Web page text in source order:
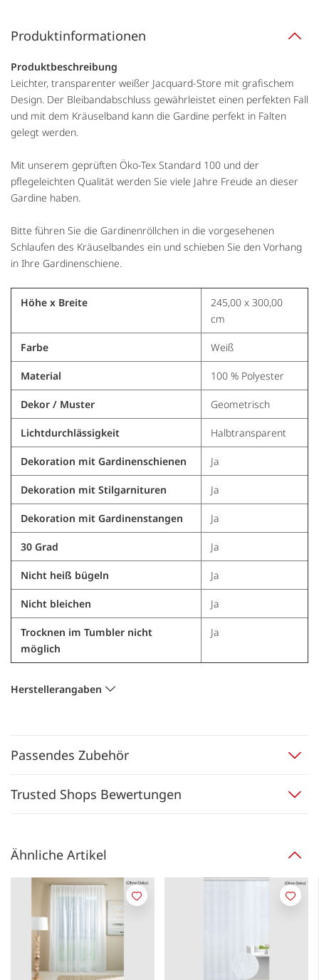
Produktinformationen
Produktbeschreibung
Leichter, transparenter weißer Jacquard-Store mit grafischem
Design. Der Bleibandabschluss gewährleistet einen perfekten Fall
und mit dem Kräuselband kann die Gardine perfekt in Falten
gelegt werden.
Mit unserem geprüften Öko-Tex Standard 100 und der
pflegeleichten Qualität werden Sie viele Jahre Freude an dieser
Gardine haben.
Bitte führen Sie die Gardinenröllchen in die vorgesehenen
Schlaufen des Kräuselbandes ein und schieben Sie den Vorhang
in Ihre Gardinenschiene.
Höhe x Breite
245,00 x 300,00
cm
Farbe Weiß
Material 100 % Polyester
Dekor / Muster Geometrisch
Lichtdurchlässigkeit Halbtransparent
Dekoration mit Gardinenschienen Ja
Dekoration mit Stilgarnituren Ja
Dekoration mit Gardinenstangen Ja
30 Grad Ja
Nicht heiß bügeln Ja
Nicht bleichen Ja
Trocknen im Tumbler nicht
möglich
Ja
Herstellerangaben
Passendes Zubehör
Trusted Shops Bewertungen
Ähnliche Artikel
Merken